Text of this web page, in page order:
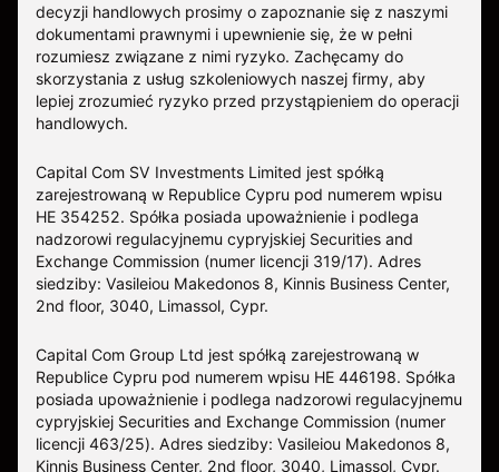
decyzji handlowych prosimy o zapoznanie się z naszymi
dokumentami prawnymi i upewnienie się, że w pełni
rozumiesz związane z nimi ryzyko. Zachęcamy do
skorzystania z usług szkoleniowych naszej firmy, aby
lepiej zrozumieć ryzyko przed przystąpieniem do operacji
handlowych.
Capital Com SV Investments Limited jest spółką
zarejestrowaną w Republice Cypru pod numerem wpisu
HE 354252. Spółka posiada upoważnienie i podlega
nadzorowi regulacyjnemu cypryjskiej Securities and
Exchange Commission (numer licencji 319/17). Adres
siedziby: Vasileiou Makedonos 8, Kinnis Business Center,
2nd floor, 3040, Limassol, Cypr.
Capital Com Group Ltd jest spółką zarejestrowaną w
Republice Cypru pod numerem wpisu ΗΕ 446198. Spółka
posiada upoważnienie i podlega nadzorowi regulacyjnemu
cypryjskiej Securities and Exchange Commission (numer
licencji 463/25). Adres siedziby: Vasileiou Makedonos 8,
Kinnis Business Center, 2nd floor, 3040, Limassol, Cypr.